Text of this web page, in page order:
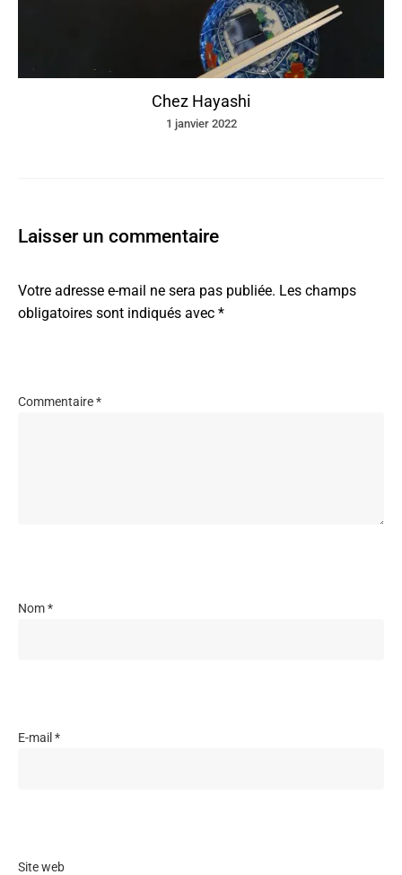
Chez Hayashi
1 janvier 2022
Laisser un commentaire
Votre adresse e-mail ne sera pas publiée. Les champs
obligatoires sont indiqués avec *
Commentaire*
Nom*
E-mail*
Site web